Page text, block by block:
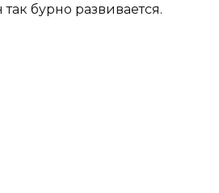
бурно развивается.